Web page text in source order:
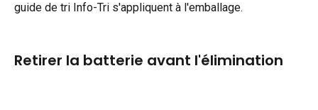
guide de tri Info-Tri s'appliquent à l'emballage.
Retirer la batterie avant l'élimination